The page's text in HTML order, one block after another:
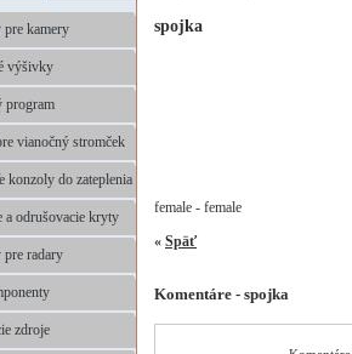
kamery
výšivky
program
vianočný stromček
konzoly do zateplenia
a odrušovacie kryty
radary
zdroje
spojka
female - female
« Späť
Komentáre - spojka